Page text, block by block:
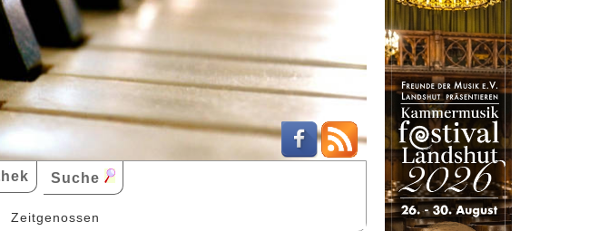
Suche
Zeitgenossen